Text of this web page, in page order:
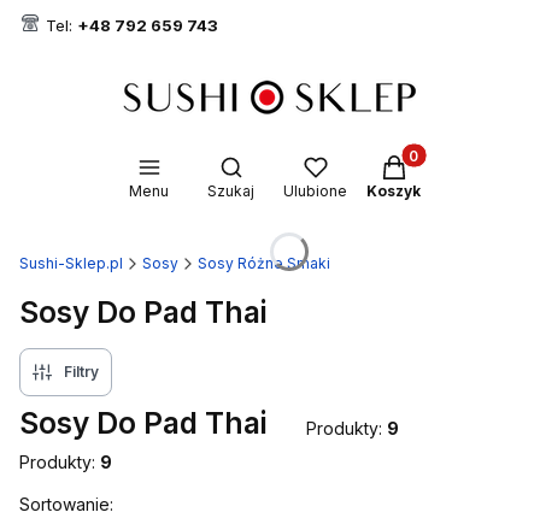
Tel: +48 792 659 743
Menu
Otwórz wyszukiwarkę
Szukaj Ulubione
Produkty w
Koszyk
Sushi-Sklep.pl Sosy Sosy Różne Smaki
Sosy Do Pad Thai
Filtry
Sosy Do Pad Thai Produkty: 9
Produkty: 9
Lista produktów
Sortowanie: